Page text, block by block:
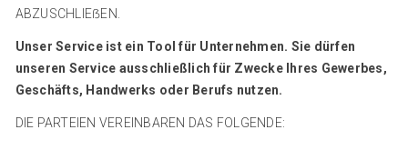
ABZUSCHLIEẞEN.
Unser Service ist ein Tool für Unternehmen. Sie dürfen
unseren Service ausschließlich für Zwecke Ihres Gewerbes,
Geschäfts, Handwerks oder Berufs nutzen.
DIE PARTEIEN VEREINBAREN DAS FOLGENDE: